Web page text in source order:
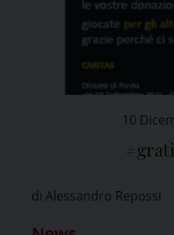
10
di Alessandro Repossi